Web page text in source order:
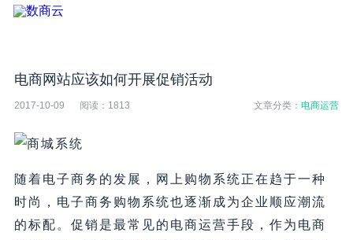
电商网站应该如何开展促销活动
2017-10-09 阅读： 1813 文章分类：电商运营
随着电子商务的发展，网上购物系统正在趋于一种
时尚，电子商务购物系统也逐渐成为企业顺应潮流
的标配。促销是最常见的电商运营手段，作为电商